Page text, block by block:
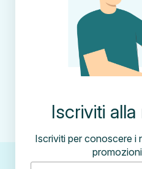
Iscriviti
Iscriviti per conoscere i